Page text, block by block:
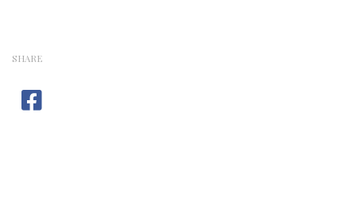
SHARE